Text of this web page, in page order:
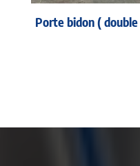
Porte bidon ( double